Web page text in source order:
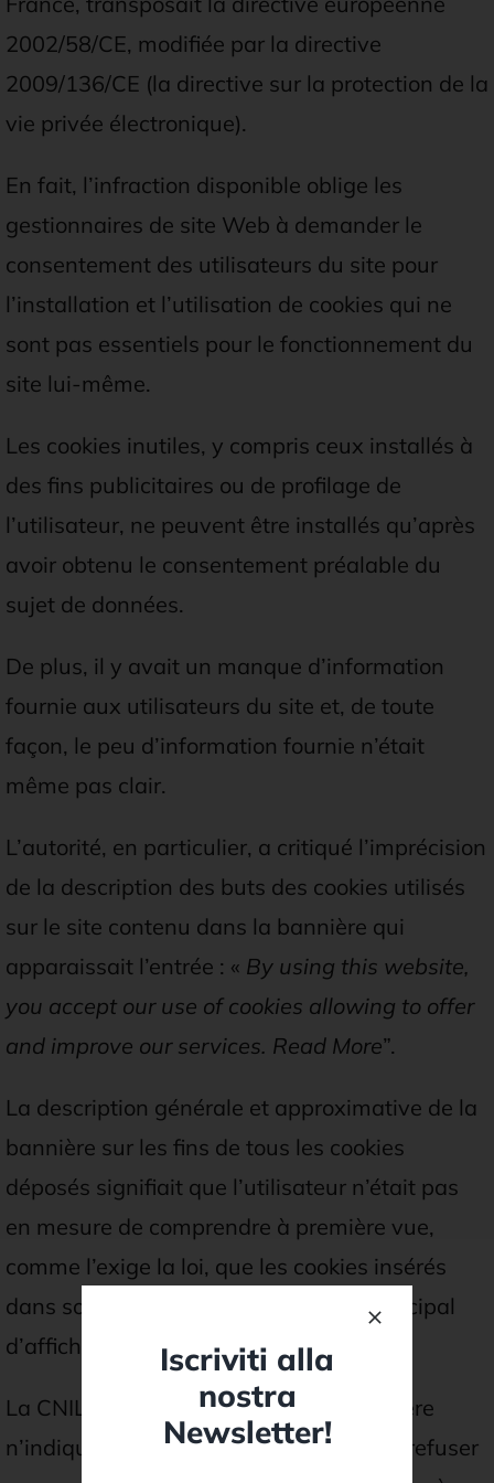
2002/58/CE, modifiée par la directive
2009/136/CE (la directive sur la protection de la
vie privée électronique).
En fait, l’infraction disponible oblige les
gestionnaires de site Web à demander le
consentement des utilisateurs du site pour
l’installation et l’utilisation de cookies qui ne
sont pas essentiels pour le fonctionnement du
site lui-même.
Les cookies inutiles, y compris ceux installés à
des fins publicitaires ou de profilage de
l’utilisateur, ne peuvent être installés qu’après
avoir obtenu le consentement préalable du
sujet de données.
De plus, il y avait un manque d’information
fournie aux utilisateurs du site et, de toute
façon, le peu d’information fournie n’était
même pas clair.
L’autorité, en particulier, a critiqué l’imprécision
de la description des buts des cookies utilisés
sur le site contenu dans la bannière qui
apparaissait l’entrée : « By using this website,
you accept our use of cookies allowing to offer
and improve our services. Read More”.
La description générale et approximative de la
bannière sur les fins de tous les cookies
déposés signifiait que l’utilisateur n’était pas
en mesure de comprendre à première vue,
comme l’exige la loi, que les cookies insérés
dans son appareil avaient pour but principal
d’afficher de la publicité personnalisée.
La CNIL a également noté que la bannière
n’indiquait pas à l’utilisateur le droit de refuser
Iscriviti alla
nostra
Newsletter!